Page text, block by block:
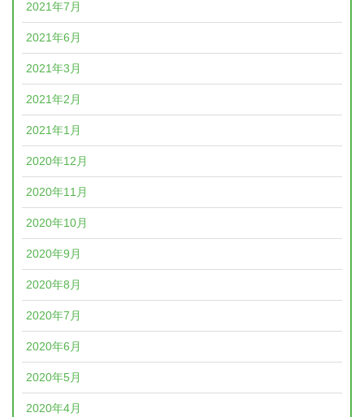
2021年7月
2021年6月
2021年3月
2021年2月
2021年1月
2020年12月
2020年11月
2020年10月
2020年9月
2020年8月
2020年7月
2020年6月
2020年5月
2020年4月